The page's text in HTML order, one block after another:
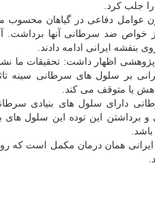
را جلب کرد.
عوامل دفاعی در گیاهان محسوب
خواص ضد سرطانی آنها برداشت.
ایرانی ادامه دادند.
اظهار داشت: تحقیقات ما
بر سلول های سرطانی سینه
یا متوقف می کند.
دارای سلول های بنیادی
و برداشتن این توده این سلول
همان درمان مکمل است که